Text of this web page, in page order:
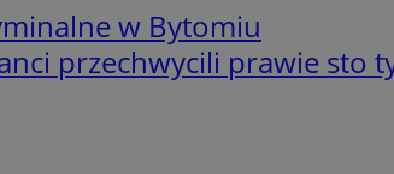
w Bytomiu
przechwycili prawie sto